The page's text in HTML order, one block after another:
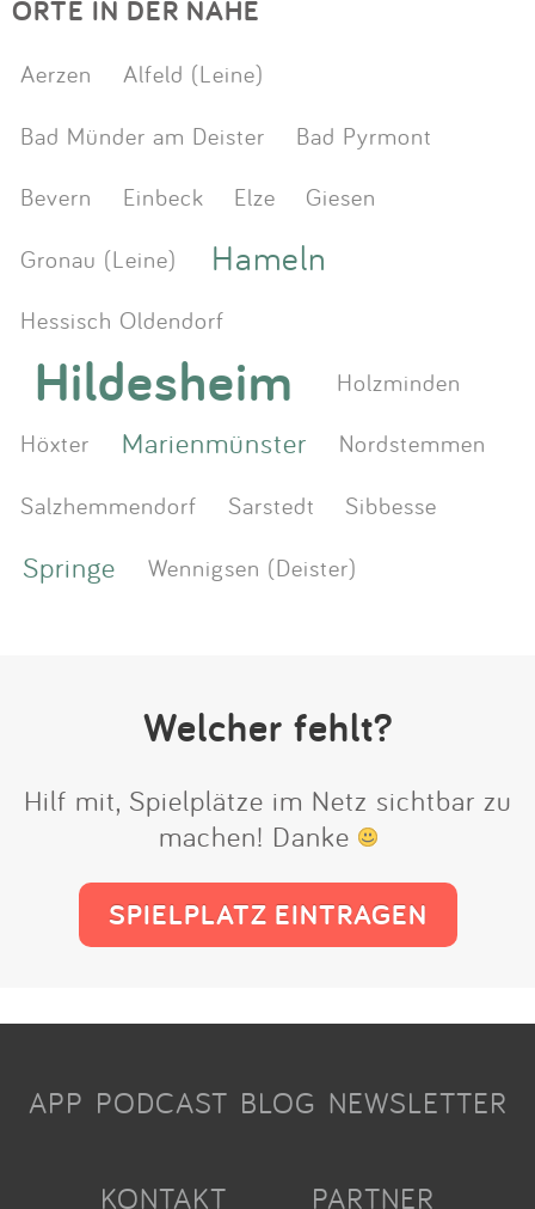
ORTE IN DER NÄHE
Aerzen
Alfeld (Leine)
Bad Münder am Deister
Bad Pyrmont
Bevern
Einbeck Elze
Giesen
Gronau (Leine)
Hameln
Hessisch Oldendorf
Hildesheim
Holzminden
Höxter
Marienmünster
Nordstemmen
Salzhemmendorf
Sarstedt Sibbesse
Springe Wennigsen (Deister)
Welcher fehlt?
Hilf mit, Spielplätze im Netz sichtbar zu
machen! Danke
SPIELPLATZ EINTRAGEN
APP PODCAST BLOG NEWSLETTER
KONTAKT PARTNER